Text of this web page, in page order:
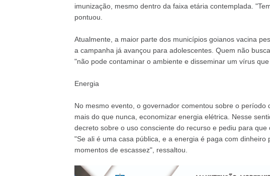
imunização, mesmo dentro da faixa etária contemplada.
pontuou.
Atualmente, a maior parte dos municípios goianos vacina
a campanha já avançou para adolescentes. Quem não
"não pode contaminar o ambiente e disseminar um vírus
Energia
No mesmo evento, o governador comentou sobre o período
mais do que nunca, economizar energia elétrica. Nesse
decreto sobre o uso consciente do recurso e pediu para
"Se ali é uma casa pública, e a energia é paga com
momentos de escassez", ressaltou.